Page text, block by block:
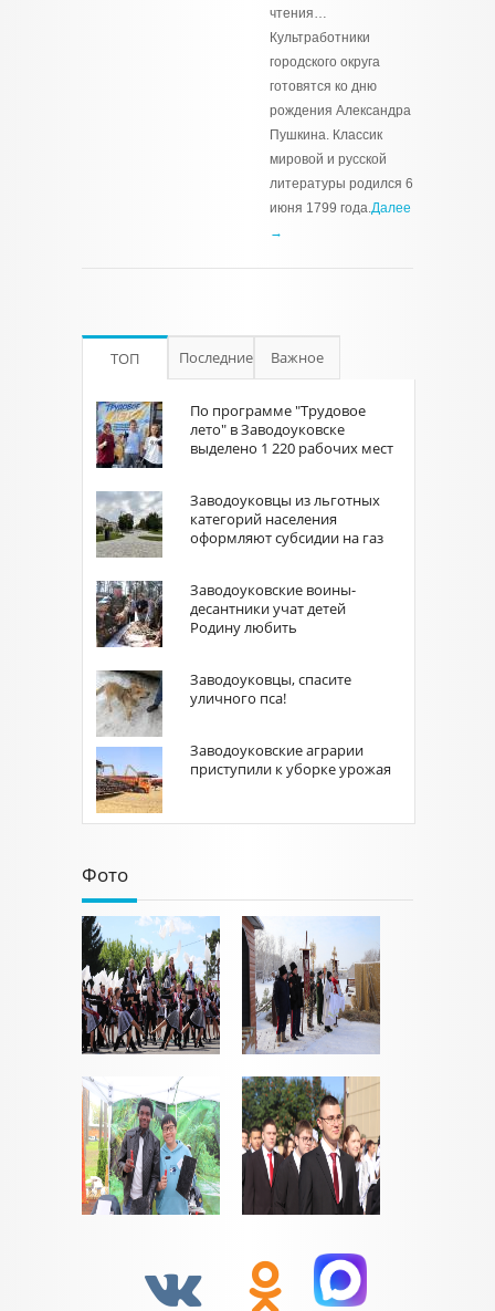
чтения…
Культработники
городского округа
готовятся ко дню
рождения Александра
Пушкина. Классик
мировой и русской
литературы родился 6
июня 1799 года.Далее
→
ТОП Последние Важное
По программе "Трудовое
лето" в Заводоуковске
выделено 1 220 рабочих мест
Заводоуковцы из льготных
категорий населения
оформляют субсидии на газ
Заводоуковские воины-
десантники учат детей
Родину любить
Заводоуковцы, спасите
уличного пса!
Заводоуковские аграрии
приступили к уборке урожая
Фото